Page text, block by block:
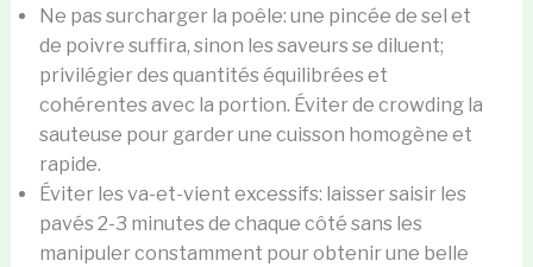
Ne pas surcharger la poêle: une pincée de sel et
de poivre suffira, sinon les saveurs se diluent;
privilégier des quantités équilibrées et
cohérentes avec la portion. Éviter de crowding la
sauteuse pour garder une cuisson homogène et
rapide.
Éviter les va-et-vient excessifs: laisser saisir les
pavés 2-3 minutes de chaque côté sans les
manipuler constamment pour obtenir une belle